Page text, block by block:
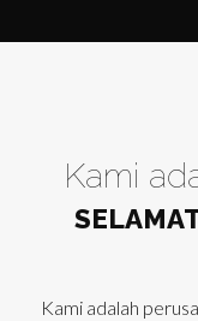
Kami
Kami adalah